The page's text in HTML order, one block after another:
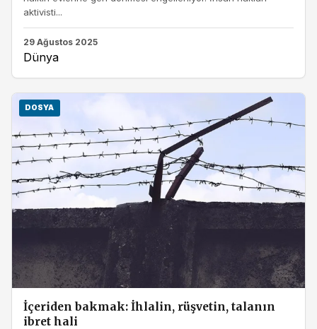
aktivisti...
29 Ağustos 2025
Dünya
DOSYA
İçeriden bakmak: İhlalin, rüşvetin, talanın
ibret hali